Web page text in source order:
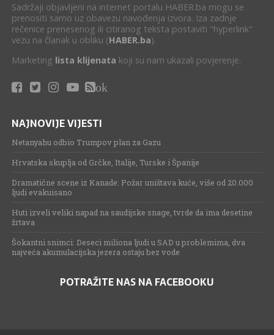
Sadržaji objavljeni na internet portalu HABER.ba mogu se
prenositi samo uz obavezu navođenja izvora. Iza zadnje
rečenice prenesenog ili citiranog teksta postaviti "hyperlink"
vezu na članak u obliku (HABER.ba).
Marketing lista klijenata koji su nam ukazali povjerenje.
ok
NAJNOVIJE VIJESTI
Netanyahu odbio Trumpov plan za Gazu
Hrvatska skuplja od Grčke, Italije, Turske i Španije
Dramatične scene iz Kanade: Požar uništava kuće, više od 20.000
ljudi evakuisano
Huti izveli veliki napad na saudijske snage, tvrde da ima desetine
žrtava
Šokantni snimci: Deseci miliona ljudi u SAD u problemima, dva
najveća akumulacijska jezera ostaju bez vode
POTRAŽITE NAS NA FACEBOOKU